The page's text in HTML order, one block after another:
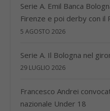
Serie A. Emil Banca
Firenze e poi derby con il
5 AGOSTO 2026
Serie A. Il Bologna nel
29 LUGLIO 2026
Francesco Andrei
nazionale Under 18